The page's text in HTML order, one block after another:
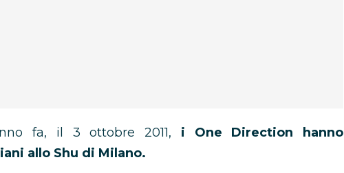
fa, il 3 ottobre 2011, i One Direction hanno
allo Shu di Milano.